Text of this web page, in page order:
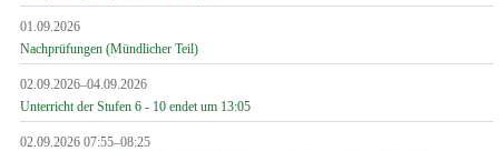
01.09.2026
Nachprüfungen (Mündlicher Teil)
02.09.2026–04.09.2026
Unterricht der Stufen 6 - 10 endet um 13:05
02.09.2026 07:55–08:25